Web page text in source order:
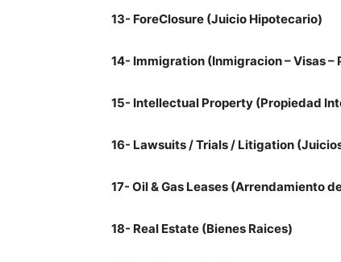
13- ForeClosure (Juicio Hipotecario)
14- Immigration (Inmigracion – Visas –
15- Intellectual Property (Propiedad
16- Lawsuits / Trials / Litigation
17- Oil & Gas Leases (Arrendamiento
18- Real Estate (Bienes Raices)